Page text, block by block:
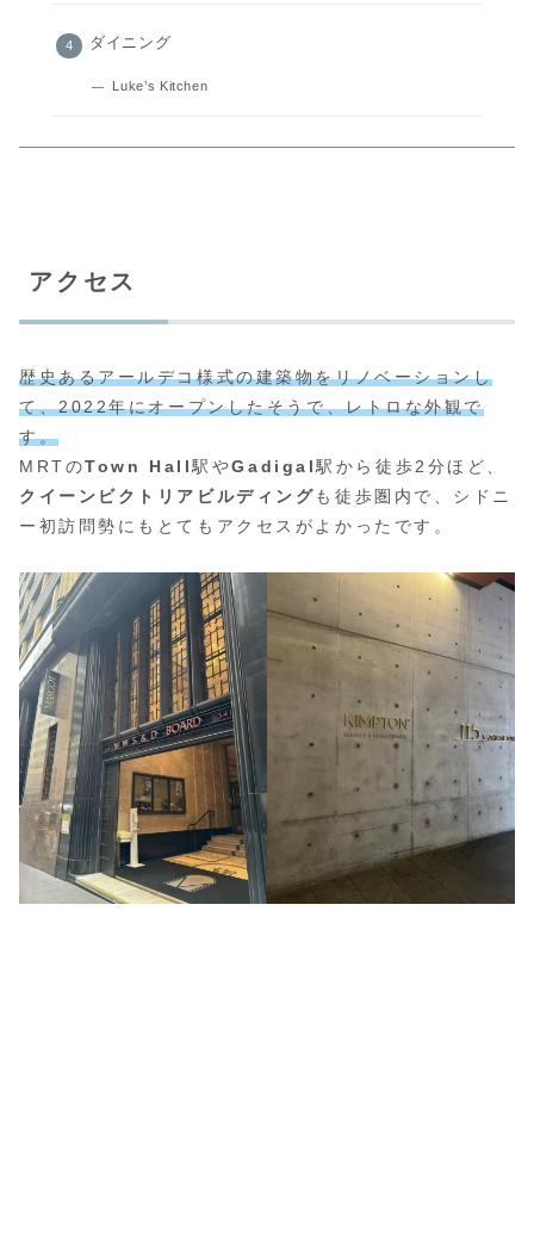
ダイニング
Luke’s Kitchen
アクセス
歴史あるアールデコ様式の建築物をリノベーションし
て、2022年にオープンしたそうで、レトロな外観で
す。
MRTのTown Hall駅やGadigal駅から徒歩2分ほど、
クイーンビクトリアビルディングも徒歩圏内で、シドニ
ー初訪問勢にもとてもアクセスがよかったです。